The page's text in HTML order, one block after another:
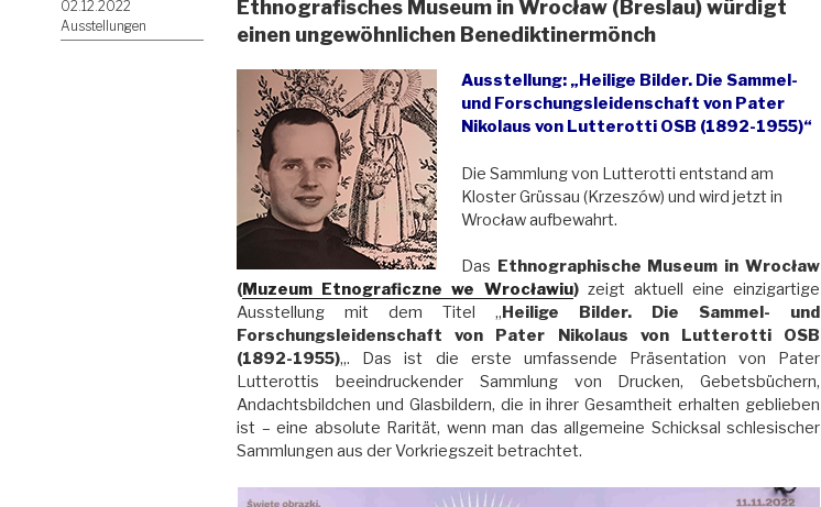
Veröffentlicht
am
02.12.2022
Ausstellungen
Ethnografisches Museum in Wrocław (Breslau) würdigt
einen ungewöhnlichen Benediktinermönch
Ausstellung: „Heilige Bilder. Die Sammel-
und Forschungsleidenschaft von Pater
Nikolaus von Lutterotti OSB (1892-1955)“
Die Sammlung von Lutterotti entstand am
Kloster Grüssau (Krzeszów) und wird jetzt in
Wrocław aufbewahrt.
Das Ethnographische Museum in Wrocław
(Muzeum Etnograficzne we Wrocławiu)zeigt aktuell eine einzigartige
Ausstellung mit dem Titel „Heilige Bilder. Die Sammel- und
Forschungsleidenschaft von Pater Nikolaus von Lutterotti OSB
(1892-1955)„. Das ist die erste umfassende Präsentation von Pater
Lutterottis beeindruckender Sammlung von Drucken, Gebetsbüchern,
Andachtsbildchen und Glasbildern, die in ihrer Gesamtheit erhalten geblieben
ist – eine absolute Rarität, wenn man das allgemeine Schicksal schlesischer
Sammlungen aus der Vorkriegszeit betrachtet.